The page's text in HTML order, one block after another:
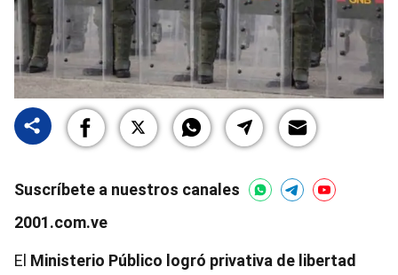
Suscríbete a nuestros canales
2001.com.ve
El Ministerio Público logró privativa de libertad